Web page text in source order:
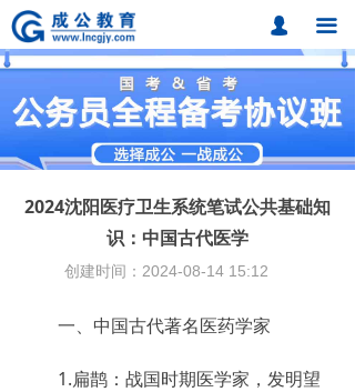
끀
首页
课程中心
题库中心
网校课程
成公合作
联系我们
招考动态
넙
2024沈阳医疗卫生系统笔试公共基础知
识：中国古代医学
一、中国古代著名医药学家
1.扁鹊：战国时期医学家，发明望
创建时间： 2024-08-14 15:12